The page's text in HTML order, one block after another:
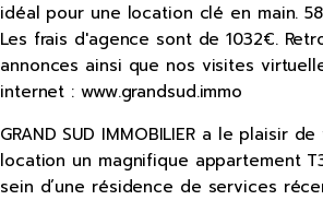
idéal pour une location clé en main.
Les frais d'agence sont de 1032€.
annonces ainsi que nos visites
internet : www.grandsud.immo
GRAND SUD IMMOBILIER a le plaisir
location un magnifique appartement
sein d’une résidence de services